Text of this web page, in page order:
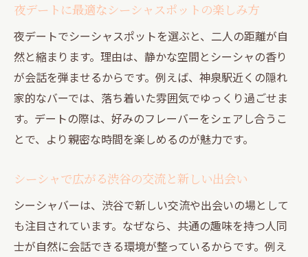
夜デートに最適なシーシャスポットの楽しみ方
夜デートでシーシャスポットを選ぶと、二人の距離が自
然と縮まります。理由は、静かな空間とシーシャの香り
が会話を弾ませるからです。例えば、神泉駅近くの隠れ
家的なバーでは、落ち着いた雰囲気でゆっくり過ごせま
す。デートの際は、好みのフレーバーをシェアし合うこ
とで、より親密な時間を楽しめるのが魅力です。
シーシャで広がる渋谷の交流と新しい出会い
シーシャバーは、渋谷で新しい交流や出会いの場として
も注目されています。なぜなら、共通の趣味を持つ人同
士が自然に会話できる環境が整っているからです。例え